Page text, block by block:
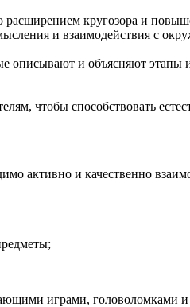
расширением кругозора и
и взаимодействия с
и объясняют этапы
чтобы способствовать
активно и качественно
играми, головоломками